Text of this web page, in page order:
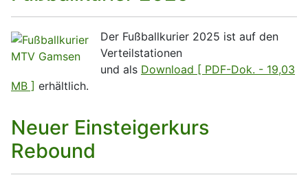
Der Fußballkurier 2025 ist auf den
Verteilstationen
und als Download [ PDF-Dok. - 19,03
MB ] erhältlich.
Neuer Einsteigerkurs
Rebound